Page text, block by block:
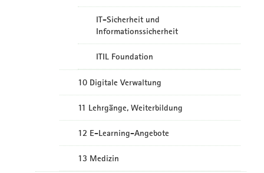
IT-Sicherheit und
Informationssicherheit
ITIL Foundation
10 Digitale Verwaltung
11 Lehrgänge, Weiterbildung
12 E-Learning-Angebote
13 Medizin